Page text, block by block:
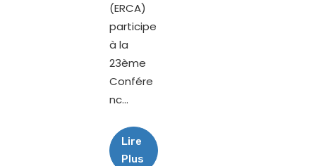
(ERCA)
participe
à la
23ème
Confére
nc...
Lire
Plus